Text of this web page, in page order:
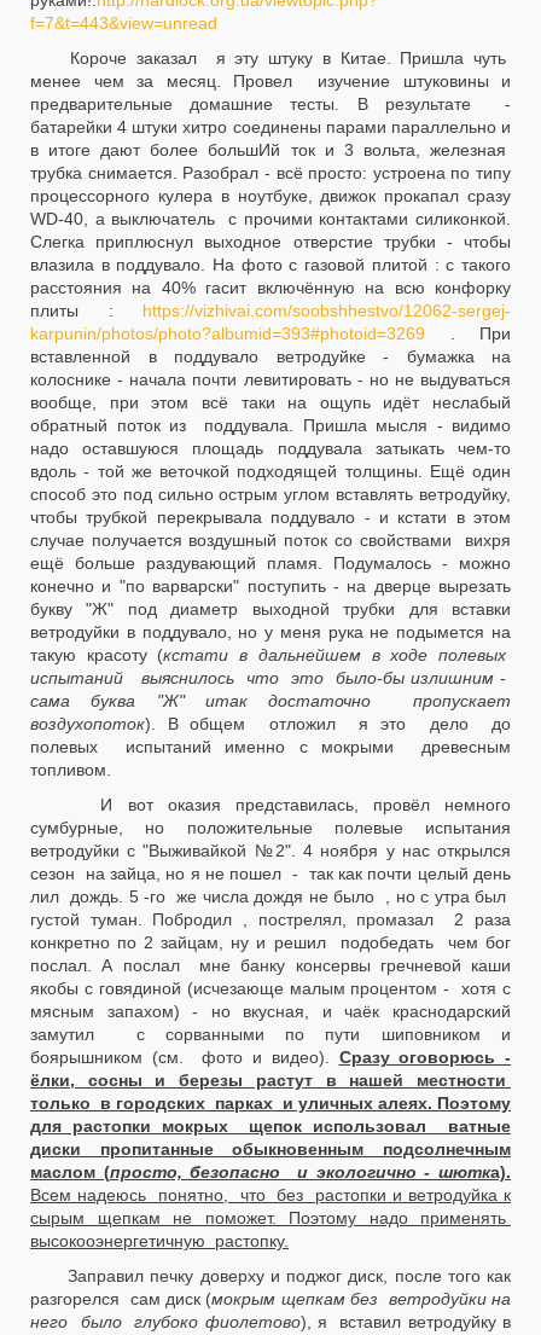
f=7&t=443&view=unread
Короче заказал я эту штуку в Китае. Пришла чуть
менее чем за месяц. Провел изучение штуковины и
предварительные домашние тесты. В результате -
батарейки 4 штуки хитро соединены парами параллельно и
в итоге дают более большИй ток и 3 вольта, железная
трубка снимается. Разобрал - всё просто: устроена по типу
процессорного кулера в ноутбуке, движок прокапал сразу
WD-40, а выключатель с прочими контактами силиконкой.
Слегка приплюснул выходное отверстие трубки - чтобы
влазила в поддувало. На фото с газовой плитой : с такого
расстояния на 40% гасит включённую на всю конфорку
плиты : https://vizhivai.com/soobshhestvo/12062-sergej-
karpunin/photos/photo?albumid=393#photoid=3269 . При
вставленной в поддувало ветродуйке - бумажка на
колоснике - начала почти левитировать - но не выдуваться
вообще, при этом всё таки на ощупь идёт неслабый
обратный поток из поддувала. Пришла мысля - видимо
надо оставшуюся площадь поддувала затыкать чем-то
вдоль - той же веточкой подходящей толщины. Ещё один
способ это под сильно острым углом вставлять ветродуйку,
чтобы трубкой перекрывала поддувало - и кстати в этом
случае получается воздушный поток со свойствами вихря
ещё больше раздувающий пламя. Подумалось - можно
конечно и "по варварски" поступить - на дверце вырезать
букву "Ж" под диаметр выходной трубки для вставки
ветродуйки в поддувало, но у меня рука не подымется на
такую красоту (кстати в дальнейшем в ходе полевых
испытаний выяснилось что это было-бы излишним -
сама буква "Ж" итак достаточно пропускает
воздухопоток). В общем отложил я это дело до
полевых испытаний именно с мокрыми древесным
топливом.
И вот оказия представилась, провёл немного
сумбурные, но положительные полевые испытания
ветродуйки с "Выживайкой №2". 4 ноября у нас открылся
сезон на зайца, но я не пошел - так как почти целый день
лил дождь. 5 -го же числа дождя не было , но с утра был
густой туман. Побродил , пострелял, промазал 2 раза
конкретно по 2 зайцам, ну и решил подобедать чем бог
послал. А послал мне банку консервы гречневой каши
якобы с говядиной (исчезающе малым процентом - хотя с
мясным запахом) - но вкусная, и чаёк краснодарский
замутил с сорванными по пути шиповником и
боярышником (см. фото и видео). Сразу оговорюсь -
ёлки, сосны и березы растут в нашей местности
только в городских парках и уличных алеях. Поэтому
для растопки мокрых щепок использовал ватные
диски пропитанные обыкновенным подсолнечным
маслом (просто, безопасно и экологично - шютка).
Всем надеюсь понятно, что без растопки и ветродуйка к
сырым щепкам не поможет. Поэтому надо применять
высокооэнергетичную растопку.
Заправил печку доверху и поджог диск, после того как
разгорелся сам диск (мокрым щепкам без ветродуйки на
него было глубоко фиолетово), я вставил ветродуйку в